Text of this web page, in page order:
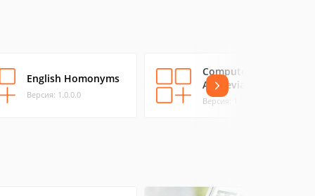
English Homonyms
Версия: 1.0.0.0
Computer
Abbreviations
Версия: 1.0.0.0